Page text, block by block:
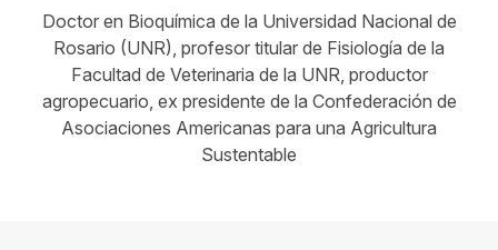
Doctor en Bioquímica de la Universidad Nacional de
Rosario (UNR), profesor titular de Fisiología de la
Facultad de Veterinaria de la UNR, productor
agropecuario, ex presidente de la Confederación de
Asociaciones Americanas para una Agricultura
Sustentable